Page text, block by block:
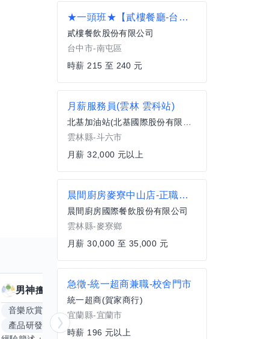
男神擅長 個技能
音樂欣賞 顧問服務
遊戲設計
產品研發
跨部門協作
★一頭班★【貳樓餐廳-台中公益店】內場兼職_空班津貼另計
貳樓餐飲股份有限公司
台中市-南屯區
時薪 215 至 240 元
月薪服務員(雲林 雲科站)
北基加油站(北基國際股份有限公司)
雲林縣-斗六市
月薪 32,000 元以上
晨間廚房麥寮中山店-正職人員 35K
晨間廚房國際餐飲股份有限公司
雲林縣-麥寮鄉
月薪 30,000 至 35,000 元
急徵-統一超商兼職-校舍門市
統一超商(賀家商行)
宜蘭縣-宜蘭市
時薪 196 元以上